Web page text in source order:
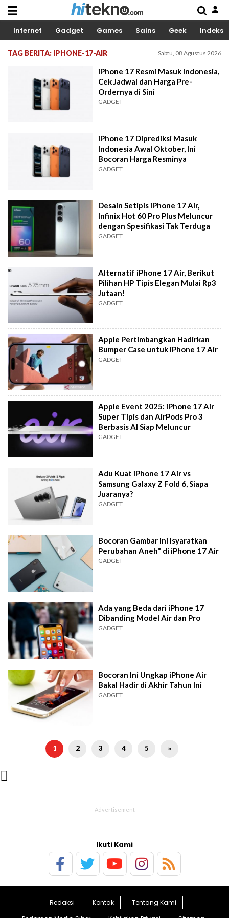
Internet Gadget Games Sains Geek Indeks
TAG BERITA: IPHONE-17-AIR Sabtu, 08 Agustus 2026
iPhone 17 Resmi Masuk Indonesia,
Cek Jadwal dan Harga Pre-
Ordernya di Sini
GADGET
iPhone 17 Diprediksi Masuk
Indonesia Awal Oktober, Ini
Bocoran Harga Resminya
GADGET
Desain Setipis iPhone 17 Air,
Infinix Hot 60 Pro Plus Meluncur
dengan Spesifikasi Tak Terduga
GADGET
Alternatif iPhone 17 Air, Berikut
Pilihan HP Tipis Elegan Mulai Rp3
Jutaan!
GADGET
Apple Pertimbangkan Hadirkan
Bumper Case untuk iPhone 17 Air
GADGET
Apple Event 2025: iPhone 17 Air
Super Tipis dan AirPods Pro 3
Berbasis AI Siap Meluncur
GADGET
Adu Kuat iPhone 17 Air vs
Samsung Galaxy Z Fold 6, Siapa
Juaranya?
GADGET
Bocoran Gambar Ini Isyaratkan
Perubahan Aneh" di iPhone 17 Air
GADGET
Ada yang Beda dari iPhone 17
Dibanding Model Air dan Pro
GADGET
Bocoran Ini Ungkap iPhone Air
Bakal Hadir di Akhir Tahun Ini
GADGET
1 2 3 4 5 »

Ikuti Kami
Redaksi Kontak
Tentang Kami